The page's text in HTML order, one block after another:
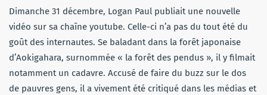
Dimanche 31 décembre, Logan Paul publiait une nouvelle
vidéo sur sa chaîne youtube. Celle-ci n’a pas du tout été du
goût des internautes. Se baladant dans la forêt japonaise
d’Aokigahara, surnommée « la forêt des pendus », il y filmait
notamment un cadavre. Accusé de faire du buzz sur le dos
de pauvres gens, il a vivement été critiqué dans les médias et